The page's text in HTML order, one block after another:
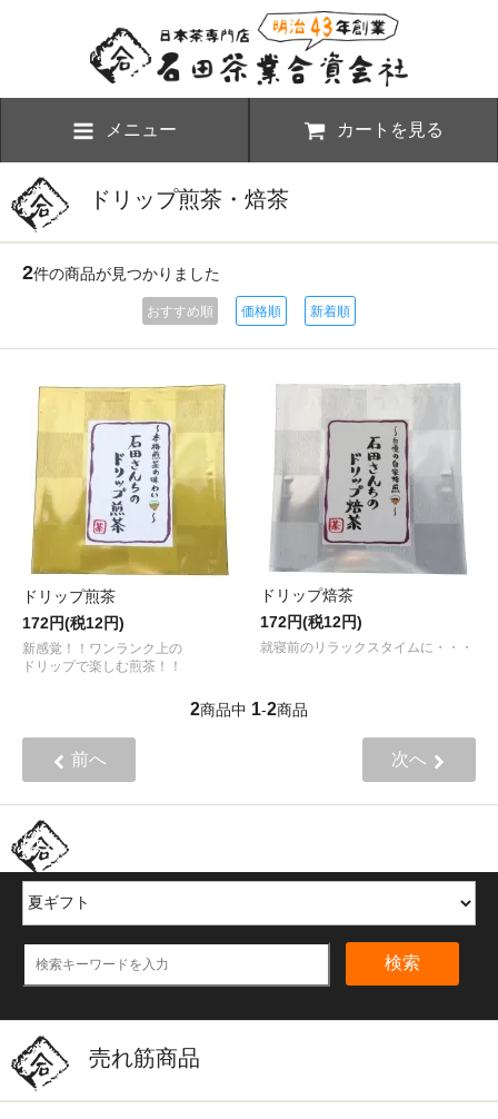
メニュー カートを見る
ドリップ煎茶・焙茶
2件の商品が見つかりました
おすすめ順 価格順 新着順
ドリップ煎茶
172円(税12円)
新感覚！！ワンランク上の
ドリップで楽しむ煎茶！！
ドリップ焙茶
172円(税12円)
就寝前のリラックスタイムに・・・
2商品中 1-2商品
前へ 次へ
ほかの商品を探す
検索
売れ筋商品